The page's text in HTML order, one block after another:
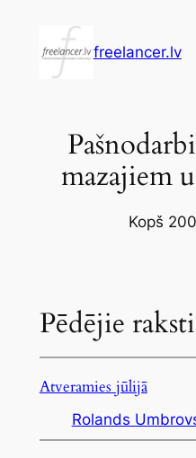
saturu
freelancer.lv
mazajiem
Kopš
Pēdējie raksti
Atveramies jūlijā
Rolands